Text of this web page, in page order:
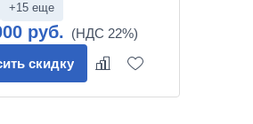
+15 еще
руб.
скидку